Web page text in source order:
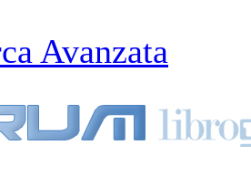
Avanzata